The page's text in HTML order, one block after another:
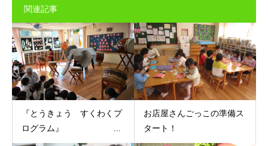
関連記事
『とうきょう すくわくプ
ログラム』 ...
お店屋さんごっこの準備ス
タート！